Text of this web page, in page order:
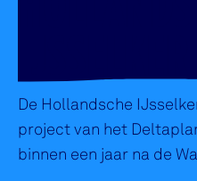
De Hollandsche
project van het
binnen een jaar na de